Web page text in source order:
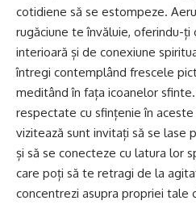
cotidiene să se estompeze.
rugăciune te învăluie, oferindu-ți
interioară și de conexiune
întregi contemplând frescele
meditând în fața icoanelor
respectate cu sfințenie în
vizitează sunt invitați să se lase
și să se conecteze cu latura lor
care poți să te retragi de la
concentrezi asupra propriei tale